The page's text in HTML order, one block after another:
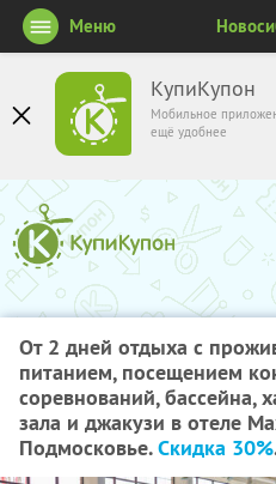
КупиКупон
Мобильное
ещё удобнее
Меню
От 2 дней отдыха с
питанием, посещением
соревнований, бассейна,
зала и джакузи в отеле
Подмосковье.Скидка 30%